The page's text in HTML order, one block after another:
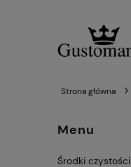
Strona główna
Menu
Środki czystości